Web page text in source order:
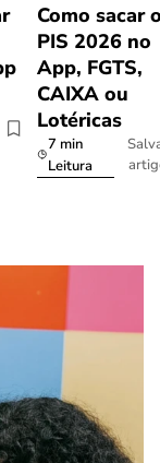
Como sacar
PIS 2026 no
App, FGTS,
CAIXA ou
Lotéricas
7 min
Leitura